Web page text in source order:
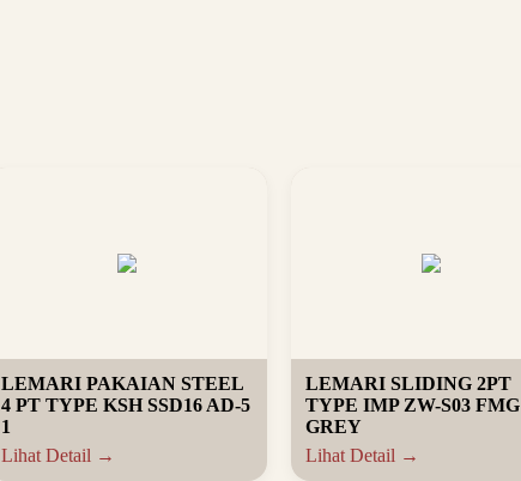
LEMARI PAKAIAN STEEL
4 PT TYPE KSH SSD16 AD-5
1
Lihat Detail →
LEMARI SLIDING 2PT
TYPE IMP ZW-S03 FMG
GREY
Lihat Detail →